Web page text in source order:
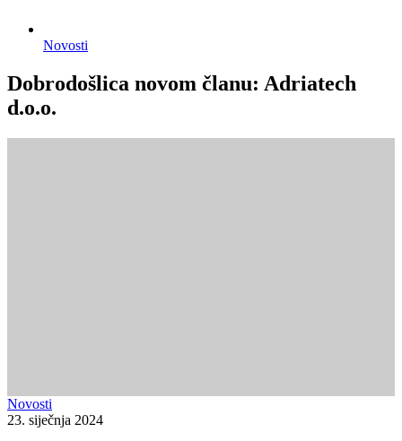
Novosti
Dobrodošlica novom članu: Adriatech
d.o.o.
Novosti
23. siječnja 2024